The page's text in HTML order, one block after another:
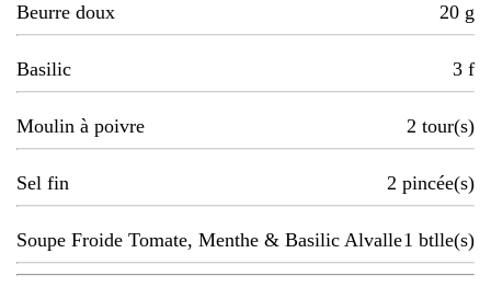
Beurre doux 20 g
Basilic 3 f
Moulin à poivre 2 tour(s)
Sel fin 2 pincée(s)
Soupe Froide Tomate, Menthe & Basilic Alvalle1 btlle(s)